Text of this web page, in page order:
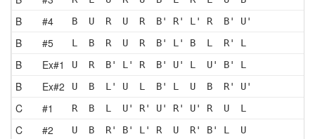
B #4 B  U  R  U  R  B' R' L' R  B' U'
B #5 L  B  R  U  R  B' L' B  L  R' L
B Ex#1 U  R  B' L' R  B' U' L  U' B' L
B Ex#2 U  B  L' U  L  B' L  U  B  R' U'
C #1 R  B  L  U' R' U' R' U' R  U  L
C #2 U  B  R' B' L' R  U  R' B' L  U